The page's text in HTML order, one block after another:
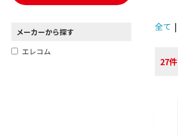
全て |
27件
メーカーから探す
エレコム